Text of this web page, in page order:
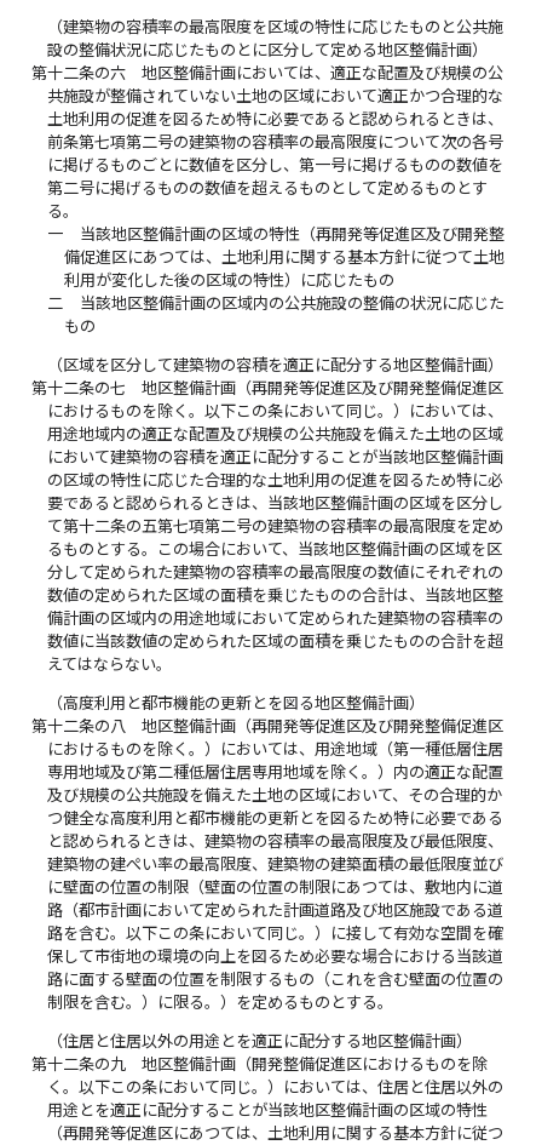
（建築物の容積率の最高限度を区域の特性に応じたものと公共施
設の整備状況に応じたものとに区分して定める地区整備計画）
第十二条の六
地区整備計画においては、適正な配置及び規模の公
共施設が整備されていない土地の区域において適正かつ合理的な
土地利用の促進を図るため特に必要であると認められるときは、
前条第七項第二号の建築物の容積率の最高限度について次の各号
に掲げるものごとに数値を区分し、第一号に掲げるものの数値を
第二号に掲げるものの数値を超えるものとして定めるものとす
る。
一
当該地区整備計画の区域の特性（再開発等促進区及び開発整
備促進区にあつては、土地利用に関する基本方針に従つて土地
利用が変化した後の区域の特性）に応じたもの
二
当該地区整備計画の区域内の公共施設の整備の状況に応じた
もの
（区域を区分して建築物の容積を適正に配分する地区整備計画）
第十二条の七
地区整備計画（再開発等促進区及び開発整備促進区
におけるものを除く。以下この条において同じ。）においては、
用途地域内の適正な配置及び規模の公共施設を備えた土地の区域
において建築物の容積を適正に配分することが当該地区整備計画
の区域の特性に応じた合理的な土地利用の促進を図るため特に必
要であると認められるときは、当該地区整備計画の区域を区分し
て第十二条の五第七項第二号の建築物の容積率の最高限度を定め
るものとする。この場合において、当該地区整備計画の区域を区
分して定められた建築物の容積率の最高限度の数値にそれぞれの
数値の定められた区域の面積を乗じたものの合計は、当該地区整
備計画の区域内の用途地域において定められた建築物の容積率の
数値に当該数値の定められた区域の面積を乗じたものの合計を超
えてはならない。
（高度利用と都市機能の更新とを図る地区整備計画）
第十二条の八
地区整備計画（再開発等促進区及び開発整備促進区
におけるものを除く。）においては、用途地域（第一種低層住居
専用地域及び第二種低層住居専用地域を除く。）内の適正な配置
及び規模の公共施設を備えた土地の区域において、その合理的か
つ健全な高度利用と都市機能の更新とを図るため特に必要である
と認められるときは、建築物の容積率の最高限度及び最低限度、
建築物の建ぺい率の最高限度、建築物の建築面積の最低限度並び
に壁面の位置の制限（壁面の位置の制限にあつては、敷地内に道
路（都市計画において定められた計画道路及び地区施設である道
路を含む。以下この条において同じ。）に接して有効な空間を確
保して市街地の環境の向上を図るため必要な場合における当該道
路に面する壁面の位置を制限するもの（これを含む壁面の位置の
制限を含む。）に限る。）を定めるものとする。
（住居と住居以外の用途とを適正に配分する地区整備計画）
第十二条の九
地区整備計画（開発整備促進区におけるものを除
く。以下この条において同じ。）においては、住居と住居以外の
用途とを適正に配分することが当該地区整備計画の区域の特性
（再開発等促進区にあつては、土地利用に関する基本方針に従つ